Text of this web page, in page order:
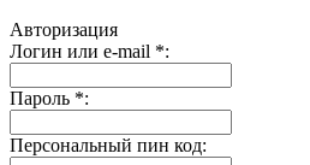
Авторизация
Логин или e-mail *:
Пароль *:
Персональный пин код: